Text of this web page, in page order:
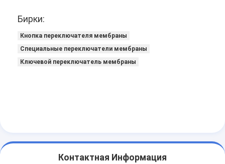
Бирки:
Кнопка переключателя мембраны
Специальные переключатели мембраны
Ключевой переключатель мембраны
Контактная Информация